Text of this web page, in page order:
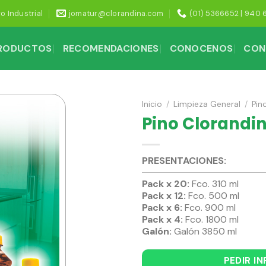
Industrial jomatur@clorandina.com (01) 5366652 | 940
RECOMENDACIONES CONOCENOS
Inicio / Limpieza General /
Pino
PRESENTACIONES:
Pack x 20: Fco. 310 ml
Pack x 12: Fco. 500 ml
Pack x 6: Fco. 900 ml
Pack x 4: Fco. 1800 ml
Galón: Galón 3850 ml
PEDIR